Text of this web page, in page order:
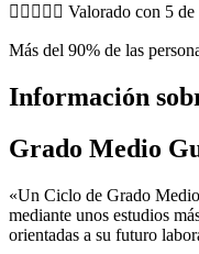
     Valorado con 5 de
Más del 90% de las
Información
Grado Medio
«Un Ciclo de Grado Medio
mediante unos estudios
orientadas a su futuro